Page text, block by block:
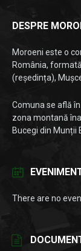
DESPRE
Moroeni este o
România,
(reședința),
Comuna se află
zona montană
Bucegi din Munții
There are no